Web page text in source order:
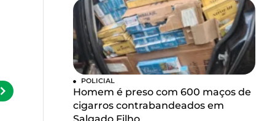
POLICIAL
Homem é preso com 600 maços de
cigarros contrabandeados em